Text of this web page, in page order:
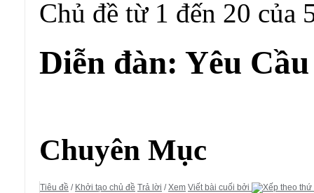
Chủ đề từ 1 đến 20 của
Diễn đàn: Yêu
Chuyên Mục
Tiêu đề / Khởi tạo chủ đề Trả lời /Xem Viết bài cuối bởi